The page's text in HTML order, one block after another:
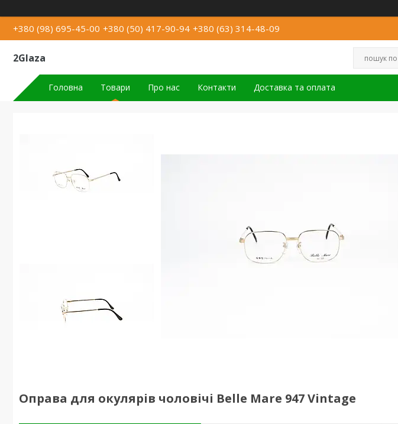
+380 (98) 695-45-00 +380 (50) 417-90-94 +380 (63) 314-48-09
2Glaza
Головна Товари Про нас Контакти Доставка та оплата
Оправа для окулярів чоловічі Belle Mare 947 Vintage